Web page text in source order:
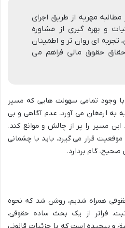
مهریه از طریق اجرای
و بهره گیری از مشاوره
ای روان تر و اطمینان
حقوق مالی فراهم می
وجود تمامی سهولت هایی که مسیر
به ارمغان می آورد، عدم آگاهی و بی
مسیر را پر از چالش و موانع کند.
موقعیت قرار می گیرد، باید با چشمانی
صحیح، گام بردارد.
همراه شدیم، روشن شد که نحوه
فراتر از یک بحث ساده حقوقی،
و پیچیده است که با جزئیات قانونی